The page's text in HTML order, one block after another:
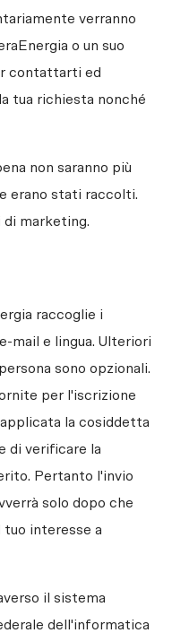
verranno
o un suo
contattarti ed
tua richiesta nonché
non saranno più
erano stati raccolti.
di marketing.
raccoglie i
mail e lingua. Ulteriori
sono opzionali.
per l'iscrizione
la cosiddetta
di verificare la
Pertanto l'invio
solo dopo che
tuo interesse a
il sistema
dell'informatica